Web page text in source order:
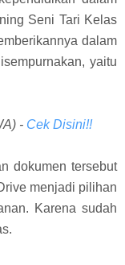
Seni Tari Kelas
dalam
yaitu
- Cek Disini!!
dokumen tersebut
menjadi pilihan
Karena sudah